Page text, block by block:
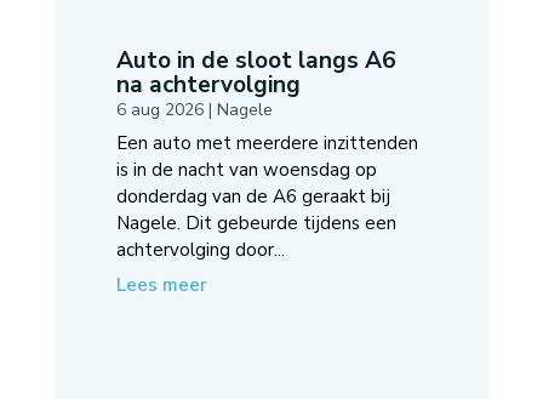
Auto in de sloot langs A6
na achtervolging
6 aug 2026| Nagele
Een auto met meerdere inzittenden
is in de nacht van woensdag op
donderdag van de A6 geraakt bij
Nagele. Dit gebeurde tijdens een
achtervolging door...
Lees meer